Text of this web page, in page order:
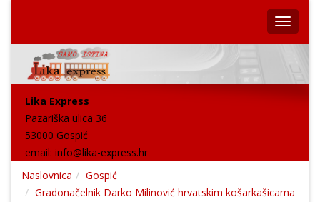
Lika Express
Pazariška ulica 36
53000 Gospić
email: info@lika-express.hr
Naslovnica
Gospić
Gradonačelnik Darko Milinović hrvatskim košarkašicama